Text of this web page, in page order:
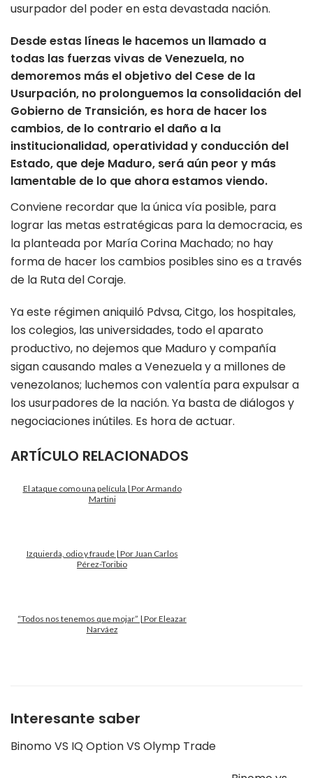
usurpador del poder en esta devastada nación.
Desde estas líneas le hacemos un llamado a
todas las fuerzas vivas de Venezuela, no
demoremos más el objetivo del Cese de la
Usurpación, no prolonguemos la consolidación del
Gobierno de Transición, es hora de hacer los
cambios, de lo contrario el daño a la
institucionalidad, operatividad y conducción del
Estado, que deje Maduro, será aún peor y más
lamentable de lo que ahora estamos viendo.
Conviene recordar que la única vía posible, para
lograr las metas estratégicas para la democracia, es
la planteada por María Corina Machado; no hay
forma de hacer los cambios posibles sino es a través
de la Ruta del Coraje.
Ya este régimen aniquiló Pdvsa, Citgo, los hospitales,
los colegios, las universidades, todo el aparato
productivo, no dejemos que Maduro y compañía
sigan causando males a Venezuela y a millones de
venezolanos; luchemos con valentía para expulsar a
los usurpadores de la nación. Ya basta de diálogos y
negociaciones inútiles. Es hora de actuar.
ARTÍCULO RELACIONADOS
El ataque como una película | Por Armando
Martini
Izquierda, odio y fraude | Por Juan Carlos
Pérez-Toribio
“Todos nos tenemos que mojar” | Por Eleazar
Narváez
Interesante saber
Binomo VS IQ Option VS Olymp Trade